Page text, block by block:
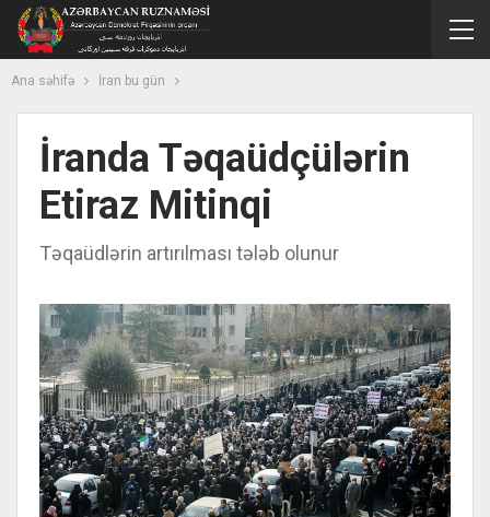
Ana səhifə İran bu gün
İranda Təqaüdçülərin
Etiraz Mitinqi
Təqaüdlərin artırılması tələb olunur